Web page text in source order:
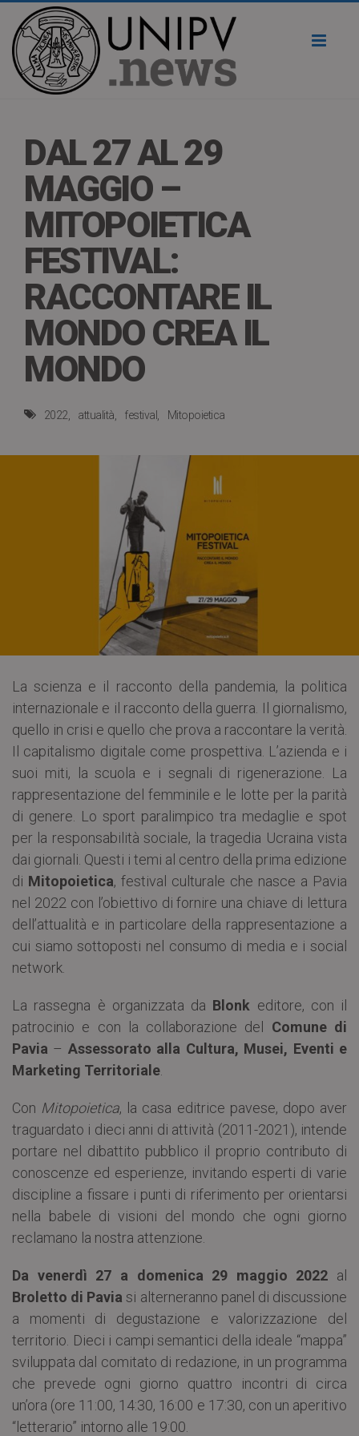
DAL 27 AL 29
MAGGIO –
MITOPOIETICA
FESTIVAL:
RACCONTARE IL
MONDO CREA IL
MONDO
2022 attualità festival Mitopoietica
La scienza e il racconto della pandemia, la politica
internazionale e il racconto della guerra. Il giornalismo,
quello in crisi e quello che prova a raccontare la verità.
Il capitalismo digitale come prospettiva. L’azienda e i
suoi miti, la scuola e i segnali di rigenerazione. La
rappresentazione del femminile e le lotte per la parità
di genere. Lo sport paralimpico tra medaglie e spot
per la responsabilità sociale, la tragedia Ucraina vista
dai giornali. Questi i temi al centro della prima edizione
di Mitopoietica, festival culturale che nasce a Pavia
nel 2022 con l’obiettivo di fornire una chiave di lettura
dell’attualità e in particolare della rappresentazione a
cui siamo sottoposti nel consumo di media e i social
network.
La rassegna è organizzata da Blonk editore, con il
patrocinio e con la collaborazione del Comune di
Pavia – Assessorato alla Cultura, Musei, Eventi e
Marketing Territoriale
Con Mitopoietica, la casa editrice pavese, dopo aver
traguardato i dieci anni di attività (2011-2021), intende
portare nel dibattito pubblico il proprio contributo di
conoscenze ed esperienze, invitando esperti di varie
discipline a fissare i punti di riferimento per orientarsi
nella babele di visioni del mondo che ogni giorno
reclamano la nostra attenzione.
Da venerdì 27 a domenica 29 maggio 2022 al
Broletto di Pavia si alterneranno panel di discussione
a momenti di degustazione e valorizzazione del
territorio. Dieci i campi semantici della ideale “mappa”
sviluppata dal comitato di redazione, in un programma
che prevede ogni giorno quattro incontri di circa
un’ora (ore 11:00, 14:30, 16:00 e 17:30, con un aperitivo
“letterario” intorno alle 19:00.